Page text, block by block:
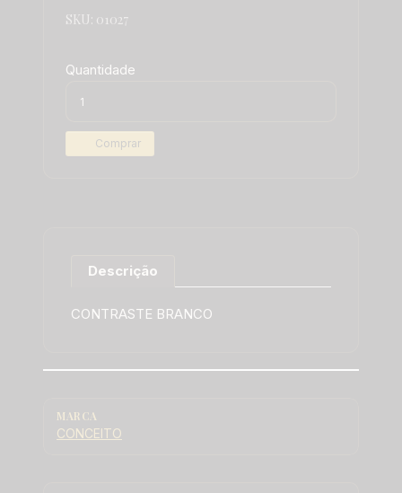
SKU: 01027
Quantidade
Comprar
Descrição
CONTRASTE BRANCO
MARCA
CONCEITO